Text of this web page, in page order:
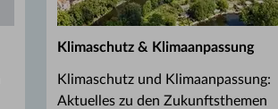
Klimaschutz & Klimaanpassung
Klimaschutz und Klimaanpassung:
Aktuelles zu den Zukunftsthemen